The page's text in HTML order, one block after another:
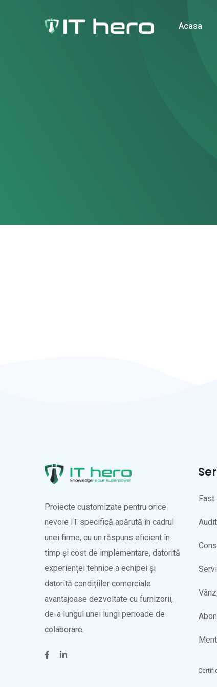
Acasa
Proiecte customizate pentru orice
nevoie IT specifică apărută în cadrul
unei firme, cu un răspuns eficient în
timp și cost de implementare, datorită
experienței tehnice a echipei și
datorită condițiilor comerciale
avantajoase dezvoltate cu furnizorii,
de-a lungul unei lungi perioade de
colaborare.
Fast